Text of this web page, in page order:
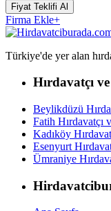
Fiyat Teklifi Al
Firma Ekle+
Türkiye'de yer alan
Hırdavatçı
Beylikdüzü
Fatih Hırdavatçı
Kadıköy
Esenyurt
Ümraniye